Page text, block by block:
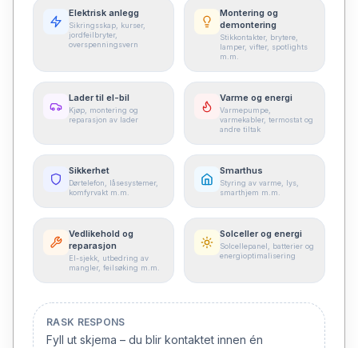
Elektrisk anlegg
Sikringsskap, kurser,
jordfeilbryter,
overspenningsvern
Montering og
demontering
Stikkontakter, brytere,
lamper, vifter, spotlights
m.m.
Lader til el-bil
Kjøp, montering og
reparasjon av lader
Varme og energi
Varmepumpe,
varmekabler, termostat og
andre tiltak
Sikkerhet
Dørtelefon, låsesystemer,
komfyrvakt m.m.
Smarthus
Styring av varme, lys,
smarthjem m.m.
Vedlikehold og
reparasjon
El-sjekk, utbedring av
mangler, feilsøking m.m.
Solceller og energi
Solcellepanel, batterier og
energioptimalisering
RASK RESPONS
Fyll ut skjema – du blir kontaktet innen én